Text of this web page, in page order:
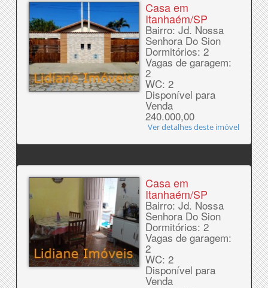
Casa em
Itanhaém/SP
Bairro: Jd. Nossa
Senhora Do Sion
Dormitórios: 2
Vagas de garagem:
2
WC: 2
Disponível para
Venda
240.000,00
Ver detalhes deste imóvel
Casa em
Itanhaém/SP
Bairro: Jd. Nossa
Senhora Do Sion
Dormitórios: 2
Vagas de garagem:
2
WC: 2
Disponível para
Venda